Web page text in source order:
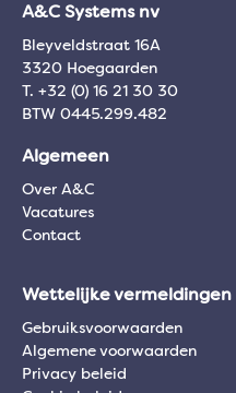
A&C Systems nv
Bleyveldstraat 16A
3320 Hoegaarden
T. +32 (0) 16 21 30 30
BTW 0445.299.482
Algemeen
Over A&C
Vacatures
Contact
Wettelijke vermeldingen
Gebruiksvoorwaarden
Algemene voorwaarden
Privacy beleid